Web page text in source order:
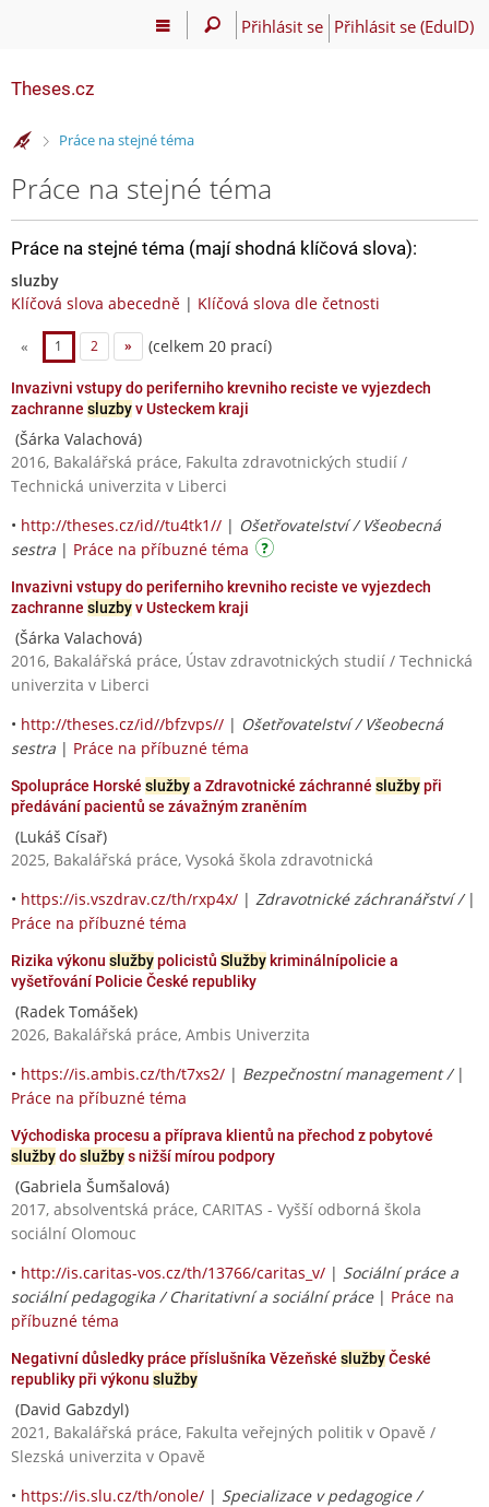
Přihlásit se Přihlásit se (EduID)
Theses.cz
>Práce na stejné téma
Práce na stejné téma
Práce na stejné téma (mají shodná klíčová slova):
sluzby
Klíčová slova abecedně | Klíčová slova dle četnosti
« 1 2 » (celkem 20 prací)
Invazivni vstupy do periferniho krevniho reciste ve vyjezdech
zachranne sluzbyv Usteckem kraji
(Šárka Valachová)
2016, Bakalářská práce, Fakulta zdravotnických studií /
Technická univerzita v Liberci
• http://theses.cz/id//tu4tk1// | Ošetřovatelství / Všeobecná
sestra | Práce na příbuzné téma
Invazivni vstupy do periferniho krevniho reciste ve vyjezdech
zachranne sluzbyv Usteckem kraji
(Šárka Valachová)
2016, Bakalářská práce, Ústav zdravotnických studií / Technická
univerzita v Liberci
• http://theses.cz/id//bfzvps// | Ošetřovatelství / Všeobecná
sestra | Práce na příbuzné téma
Spolupráce Horské službya Zdravotnické záchranné službypři
předávání pacientů se závažným zraněním
(Lukáš Císař)
2025, Bakalářská práce, Vysoká škola zdravotnická
• https://is.vszdrav.cz/th/rxp4x/ | Zdravotnické záchranářství / |
Práce na příbuzné téma
Rizika výkonu službypolicistů Služby kriminálnípolicie a
vyšetřování Policie České republiky
(Radek Tomášek)
2026, Bakalářská práce, Ambis Univerzita
• https://is.ambis.cz/th/t7xs2/ | Bezpečnostní management / |
Práce na příbuzné téma
Východiska procesu a příprava klientů na přechod z pobytové
službydoslužbys nižší mírou podpory
(Gabriela Šumšalová)
2017, absolventská práce, CARITAS - Vyšší odborná škola
sociální Olomouc
• http://is.caritas-vos.cz/th/13766/caritas_v/ | Sociální práce a
sociální pedagogika / Charitativní a sociální práce| Práce na
příbuzné téma
Negativní důsledky práce příslušníka Vězeňské službyČeské
republiky při výkonu služby
(David Gabzdyl)
2021, Bakalářská práce, Fakulta veřejných politik v Opavě /
Slezská univerzita v Opavě
• https://is.slu.cz/th/onole/ | Specializace v pedagogice /